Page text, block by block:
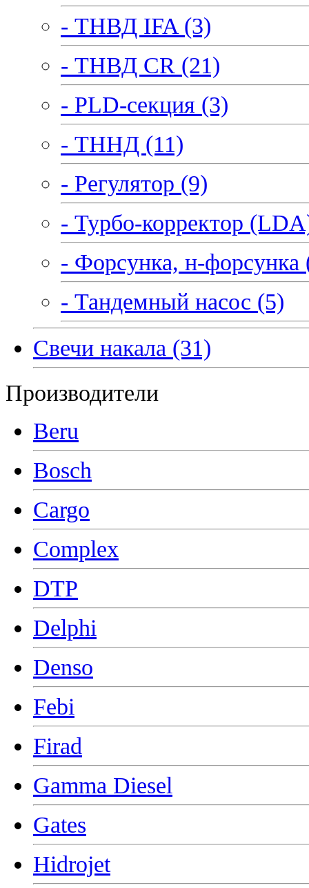
- ТНВД IFA (3)
- ТНВД CR (21)
- PLD-секция (3)
- ТННД (11)
- Регулятор (9)
- Турбо-корректор
- Форсунка, н-форсунка
- Тандемный насос (5)
Свечи накала (31)
Производители
Beru
Bosch
Cargo
Complex
DTP
Delphi
Denso
Febi
Firad
Gamma Diesel
Gates
Hidrojet